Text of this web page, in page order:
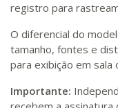
registro para
O diferencial do
tamanho, fontes e
para exibição em sala
Importante: